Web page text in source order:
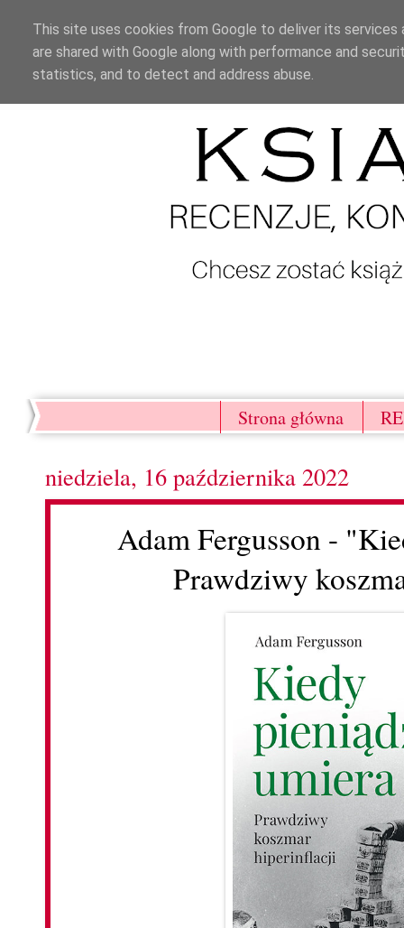
Strona główna
niedziela, 16 października 2022
Adam Fergusson -
Prawdziwy
This site uses cookies from Google to deliver its
are shared with Google along with performance and
statistics, and to detect and address abuse.